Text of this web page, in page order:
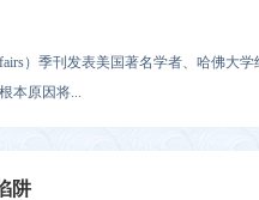
）季刊发表美国著名学者、哈佛大
本原因将...
阱